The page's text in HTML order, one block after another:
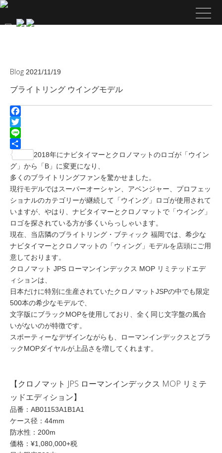
Blog 2021/11/19
ブライトリング ウイングモデル
Facebook
Twitter
Line
共
有
2018年にナビタイマーとクロノマットのロゴが「ウイン
グ」から「B」に変更になり、
多くのブライトリングファンを驚かせました。
現行モデルではスーパーオーシャン、アベンジャー、プロフェッ
ショナルのカテゴリーが継続して「ウイング」ロゴが使用されて
いますが、やはり、ナビタイマーとクロノマットで「ウイング」
ロゴを探されている方が多くいらっしゃいます。
現在、当店隣のブライトリング・ブティック 福岡では、希少な
ナビタイマーとクロノマットの「ウィング」モデルを店頭にご用
意しております。
クロノマット JPS ローマンインデックス MOP リミテッドエデ
ィションは、
日本だけに特別に生産されていたクロノマットJSPの中でも限定
500本の希少なモデルで、
文字版にブラックMOPを使用しており、全く同じ文字盤の風合
いがないのが特徴です。
スポーティーなデザインながらも、ローマンインデックスとブラ
ックMOPダイヤルが上品さを増してくれます。
【クロノマット JPS ローマンインデックス MOP リミテ
ッドエディション】
品番：AB01153A1B1A1
ケース径：44mm
防水性：200m
価格：¥1,080,000+税